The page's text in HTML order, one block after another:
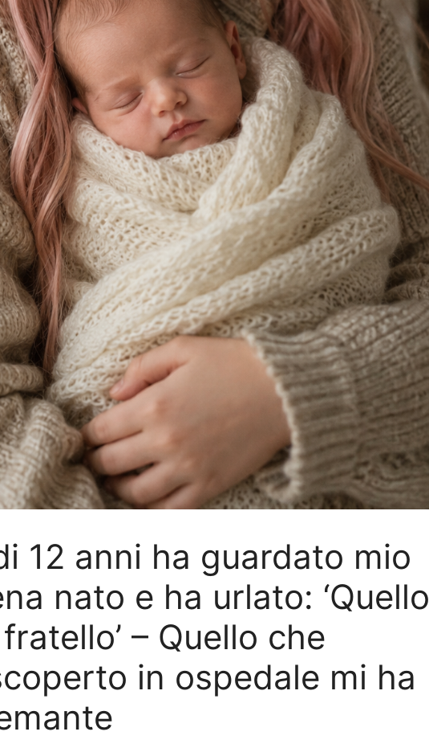
12 anni ha guardato mio
nato e ha urlato: ‘Quello
– Quello che
in ospedale mi ha